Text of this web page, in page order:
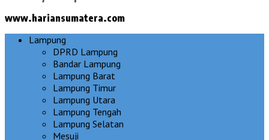
www.hariansumatera.com
Lampung
DPRD Lampung
Bandar Lampung
Lampung Barat
Lampung Timur
Lampung Utara
Lampung Tengah
Lampung Selatan
Mesuji